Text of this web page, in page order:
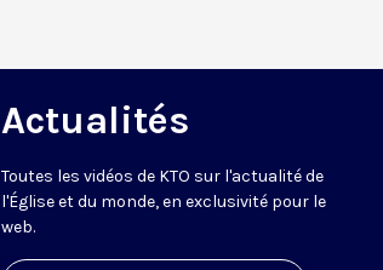
Actualités
Toutes les vidéos de KTO sur l'actualité de
l'Église et du monde, en exclusivité pour le
web.